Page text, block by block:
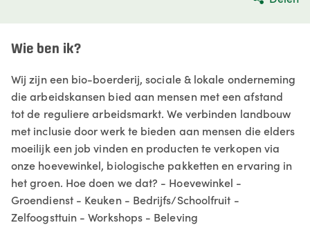
Wie ben ik?
Wij zijn een bio-boerderij, sociale & lokale onderneming
die arbeidskansen bied aan mensen met een afstand
tot de reguliere arbeidsmarkt. We verbinden landbouw
met inclusie door werk te bieden aan mensen die elders
moeilijk een job vinden en producten te verkopen via
onze hoevewinkel, biologische pakketten en ervaring in
het groen. Hoe doen we dat? - Hoevewinkel -
Groendienst - Keuken - Bedrijfs/Schoolfruit -
Zelfoogsttuin - Workshops - Beleving